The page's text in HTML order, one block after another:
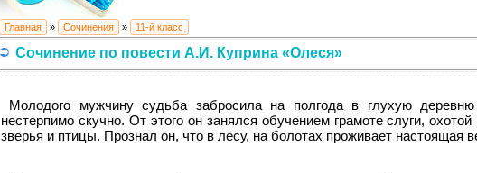
Главная » Сочинения » 11-й класс
Сочинение по повести А.И. Куприна «Олеся»
Молодого мужчину судьба забросила на полгода в глухую
нестерпимо скучно. От этого он занялся обучением грамоте слуги, охотой
зверья и птицы. Прознал он, что в лесу, на болотах проживает настоящая